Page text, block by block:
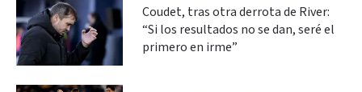
Coudet, tras otra derrota de River:
“Si los resultados no se dan, seré el
primero en irme”